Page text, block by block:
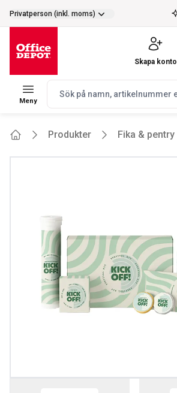
selector.vat
Privatperson (inkl. moms)
Meny
navbar.quicksearch.label
Skapa konto
Produkter Fika & pentry